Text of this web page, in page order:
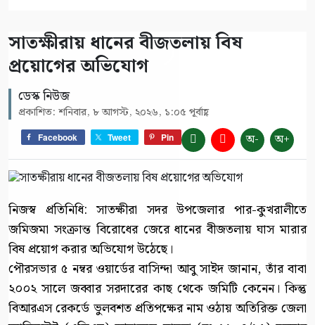
সাতক্ষীরায় ধানের বীজতলায় বিষ
প্রয়োগের অভিযোগ
ডেস্ক নিউজ
প্রকাশিত: শনিবার, ৮ আগস্ট, ২০২৬, ১:০৫ পূর্বাহ্ণ
Facebook Tweet Pin অ- অ+
নিজস্ব প্রতিনিধি: সাতক্ষীরা সদর উপজেলার পার-কুখরালীতে
জমিজমা সংক্রান্ত বিরোধের জেরে ধানের বীজতলায় ঘাস মারার
বিষ প্রয়োগ করার অভিযোগ উঠেছে।
পৌরসভার ৫ নম্বর ওয়ার্ডের বাসিন্দা আবু সাইদ জানান, তাঁর বাবা
২০০২ সালে জব্বার সরদারের কাছ থেকে জমিটি কেনেন। কিন্তু
বিআরএস রেকর্ডে ভুলবশত প্রতিপক্ষের নাম ওঠায় অতিরিক্ত জেলা